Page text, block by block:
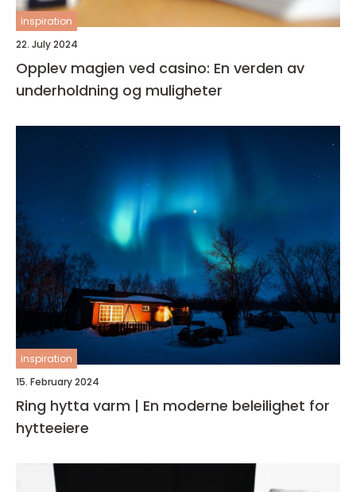
inspiration
22. July 2024
Opplev magien ved casino: En verden av
underholdning og muligheter
inspiration
15. February 2024
Ring hytta varm | En moderne beleilighet for
hytteeiere